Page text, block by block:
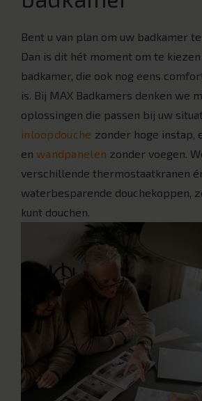
Bent u van plan om uw badkamer
Dan is dit hét moment om te
badkamer, die ook nog eens
is. Bij MAX Badkamers denken we
oplossingen die passen bij uw
inloopdouche zonder hoge instap,
en wandpanelen zonder voegen.
verschillende thermostaatkranen
waterbesparende douchekoppen,
kunt douchen.